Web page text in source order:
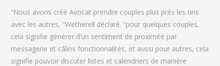
“Nous avons créé Avocat prendre couples plus près les uns
avec les autres, “Wetherell déclaré. “pour quelques couples,
cela signifie générer d’un sentiment de proximité par
messagerie et câlins fonctionnalités, et aussi pour autres, cela
signifie pouvoir discuter listes et calendriers de manière